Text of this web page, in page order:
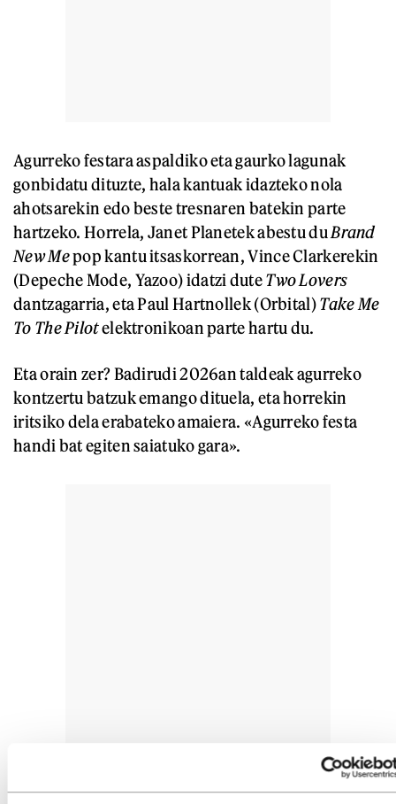
Agurreko festara aspaldiko eta gaurko lagunak
gonbidatu dituzte, hala kantuak idazteko nola
ahotsarekin edo beste tresnaren batekin parte
hartzeko. Horrela, Janet Planetek abestu du Brand
New Mepop kantu itsaskorrean, Vince Clarkerekin
(Depeche Mode, Yazoo) idatzi duteTwo Lovers
dantzagarria, eta Paul Hartnollek (Orbital)Take Me
To The Pilotelektronikoan parte hartu du.
Eta orain zer? Badirudi 2026an taldeak agurreko
kontzertu batzuk emango dituela, eta horrekin
iritsiko dela erabateko amaiera. «Agurreko festa
handi bat egiten saiatuko gara».